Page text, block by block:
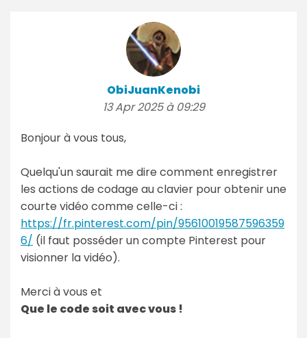
ObiJuanKenobi
13 Apr 2025 à 09:29
Bonjour à vous tous,
Quelqu'un saurait me dire comment enregistrer
les actions de codage au clavier pour obtenir une
courte vidéo comme celle-ci :
https://fr.pinterest.com/pin/95610019587596359
6/ (il faut posséder un compte Pinterest pour
visionner la vidéo).
Merci à vous et
Que le code soit avec vous !